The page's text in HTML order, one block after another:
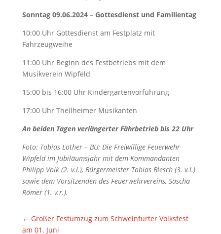
Sonntag 09.06.2024 – Gottesdienst und Familientag
10:00 Uhr Gottesdienst am Festplatz mit
Fahrzeugweihe
11:00 Uhr Beginn des Festbetriebs mit dem
Musikverein Wipfeld
15:00 bis 16:00 Uhr Kindergartenvorführung
17:00 Uhr Theilheimer Musikanten
An beiden Tagen verlängerter Fährbetrieb bis 22 Uhr
Foto: Tobias Lother – BU: Die Freiwillige Feuerwehr
Wipfeld im Jubiläumsjahr mit dem Kommandanten
Philipp Volk (2. v.l.), Bürgermeister Tobias Blesch (3. v.l.)
sowie dem Vorsitzenden des Feuerwehrvereins, Sascha
Römer (1. v.r.).
← Großer Festumzug zum Schweinfurter Volksfest
am 01. Juni